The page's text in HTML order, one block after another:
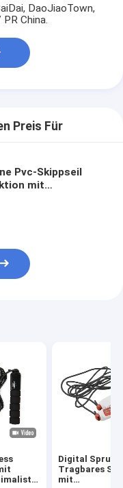
DaoJiaoTown,
China.
Preis Für
Pvc-Skippseil
mit
Digital
Tragbares
mit